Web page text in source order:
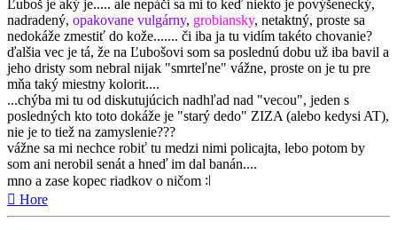
Ľuboš je aký je..... ale nepáči sa mi to keď niekto je povýšenecký,
nadradený, opakovane vulgárny, grobiansky, netaktný, proste sa
nedokáže zmestiť do kože....... či iba ja tu vidím takéto chovanie?
ďalšia vec je tá, že na Ľubošovi som sa poslednú dobu už iba bavil a
jeho dristy som nebral nijak "smrteľne" vážne, proste on je tu pre
mňa taký miestny kolorit....
...chýba mi tu od diskutujúcich nadhľad nad "vecou", jeden s
posledných kto toto dokáže je "starý dedo" ZIZA (alebo kedysi AT),
nie je to tiež na zamyslenie???
vážne sa mi nechce robiť tu medzi nimi policajta, lebo potom by
som ani nerobil senát a hneď im dal banán....
mno a zase kopec riadkov o ničom
Hore